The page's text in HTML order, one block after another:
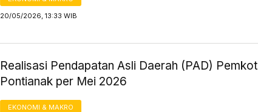
20/05/2026, 13:33 WIB
Realisasi Pendapatan Asli Daerah (PAD) Pemkot
Pontianak per Mei 2026
EKONOMI & MAKRO